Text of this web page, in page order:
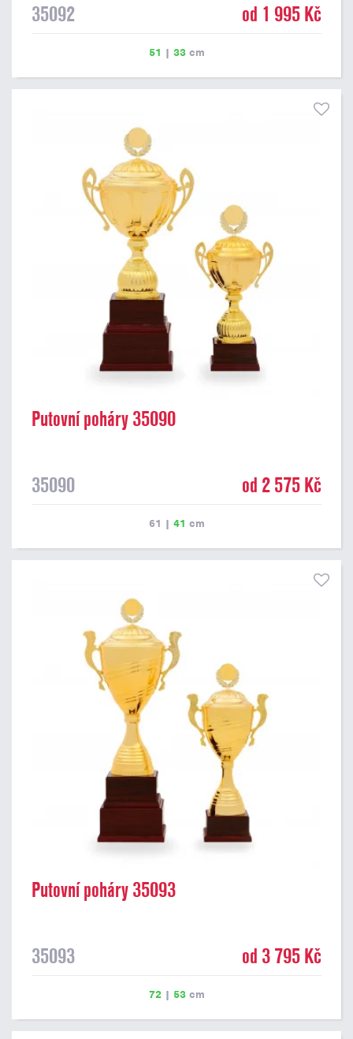
35092 od 1 995 Kč
51 | 33cm
Putovní poháry 35090
35090 od 2 575 Kč
61 | 41 cm
Putovní poháry 35093
35093 od 3 795 Kč
72| 53cm